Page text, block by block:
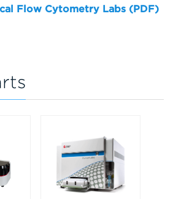
Flow Cytometry Labs (PDF)